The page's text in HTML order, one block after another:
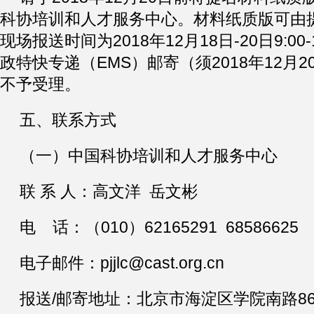
科协培训和人才服务中心。材料纸质版可由
现场报送时间为2018年12月18日-20日
政特快专递（EMS）邮寄（须2018年12月
不予受理。
五、联系方式
（一）中国科协培训和人才服务中心
联 系 人：高文洋 岳文彬
电 话：（010）62165291 68586625
电子邮件：pjjlc@cast.org.cn
报送/邮寄地址：北京市海淀区学院南路